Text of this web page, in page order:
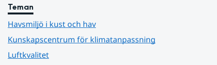
Teman
Havsmiljö i kust och hav
Kunskapscentrum för klimatanpassning
Luftkvalitet